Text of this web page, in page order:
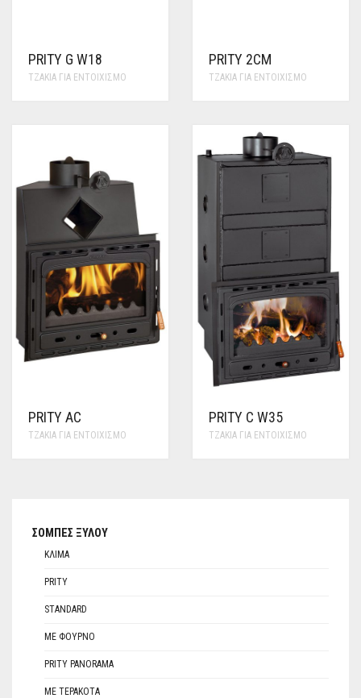
PRITY G W18
ΤΖΆΚΙΑ ΓΙΑ ΕΝΤΟΙΧΙΣΜΌ
PRITY 2CM
ΤΖΆΚΙΑ ΓΙΑ ΕΝΤΟΙΧΙΣΜΌ
PRITY AC
ΤΖΆΚΙΑ ΓΙΑ ΕΝΤΟΙΧΙΣΜΌ
PRITY C W35
ΤΖΆΚΙΑ ΓΙΑ ΕΝΤΟΙΧΙΣΜΌ
ΣΌΜΠΕΣ ΞΎΛΟΥ
ΚΛΊΜΑ
PRITY
STANDARD
ΜΕ ΦΟΎΡΝΟ
PRITY PANORAMA
ΜΕ ΤΕΡΑΚΌΤΑ